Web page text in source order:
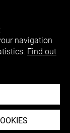
navigation
Find out